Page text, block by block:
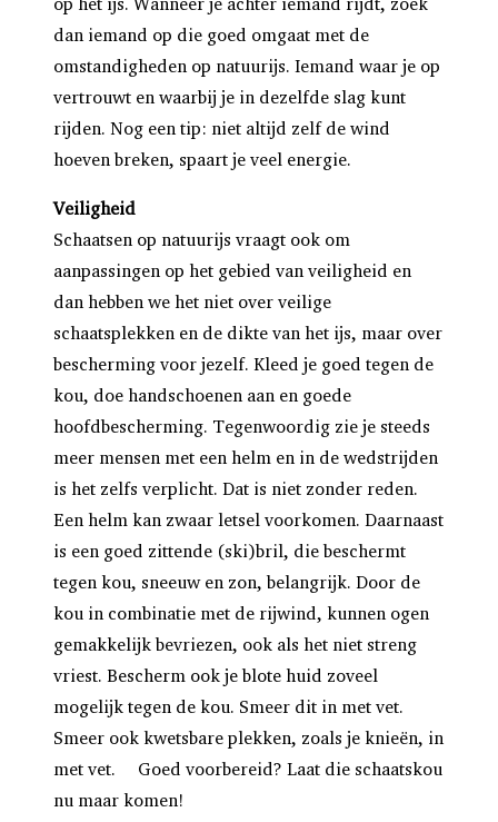
dan iemand op die goed omgaat met de
omstandigheden op natuurijs. Iemand waar je op
vertrouwt en waarbij je in dezelfde slag kunt
rijden. Nog een tip: niet altijd zelf de wind
hoeven breken, spaart je veel energie.
Veiligheid
Schaatsen op natuurijs vraagt ook om
aanpassingen op het gebied van veiligheid en
dan hebben we het niet over veilige
schaatsplekken en de dikte van het ijs, maar over
bescherming voor jezelf. Kleed je goed tegen de
kou, doe handschoenen aan en goede
hoofdbescherming. Tegenwoordig zie je steeds
meer mensen met een helm en in de wedstrijden
is het zelfs verplicht. Dat is niet zonder reden.
Een helm kan zwaar letsel voorkomen. Daarnaast
is een goed zittende (ski)bril, die beschermt
tegen kou, sneeuw en zon, belangrijk. Door de
kou in combinatie met de rijwind, kunnen ogen
gemakkelijk bevriezen, ook als het niet streng
vriest. Bescherm ook je blote huid zoveel
mogelijk tegen de kou. Smeer dit in met vet.
Smeer ook kwetsbare plekken, zoals je knieën, in
met vet. Goed voorbereid? Laat die schaatskou
nu maar komen!